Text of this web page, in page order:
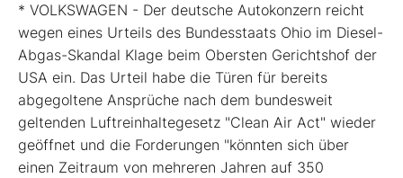
* VOLKSWAGEN - Der deutsche Autokonzern reicht
wegen eines Urteils des Bundesstaats Ohio im Diesel-
Abgas-Skandal Klage beim Obersten Gerichtshof der
USA ein. Das Urteil habe die Türen für bereits
abgegoltene Ansprüche nach dem bundesweit
geltenden Luftreinhaltegesetz "Clean Air Act" wieder
geöffnet und die Forderungen "könnten sich über
einen Zeitraum von mehreren Jahren auf 350